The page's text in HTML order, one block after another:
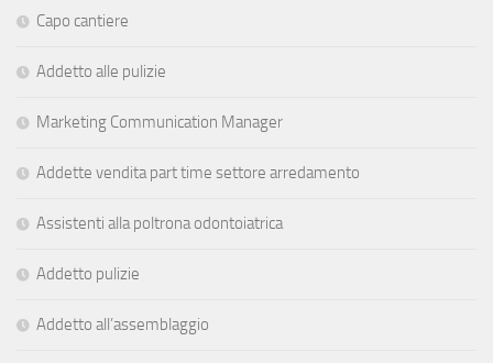
Capo cantiere
Addetto alle pulizie
Marketing Communication Manager
Addette vendita part time settore arredamento
Assistenti alla poltrona odontoiatrica
Addetto pulizie
Addetto all’assemblaggio